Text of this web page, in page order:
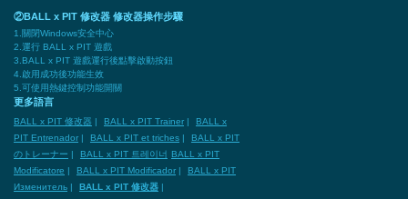
②BALL x PIT 修改器 修改器操作步驟
1.關閉Windows安全中心
2.運行 BALL x PIT 遊戲
3.BALL x PIT 遊戲運行後點擊啟動按鈕
4.啟用成功後功能生效
5.可使用熱鍵控制功能開關
更多語言
BALL x PIT 修改器 | BALL x PIT Trainer |
BALL x
PIT Entrenador | BALL x PIT et triches |
BALL x PIT
のトレーナー | BALL x PIT 트레이너 BALL x PIT
Modificatore | BALL x PIT Modificador |
BALL x PIT
Изменитель | BALL x PIT 修改器 |